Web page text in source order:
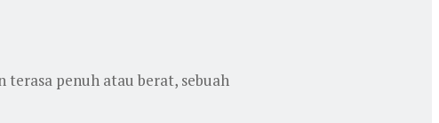
penuh atau berat, sebuah